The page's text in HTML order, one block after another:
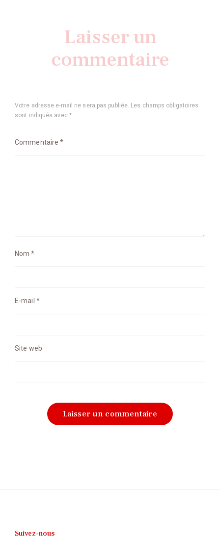
Laisser un
commentaire
Votre adresse e-mail ne sera pas publiée. Les champs obligatoires
sont indiqués avec *
Commentaire*
Nom*
E-mail *
Site web
Suivez-nous